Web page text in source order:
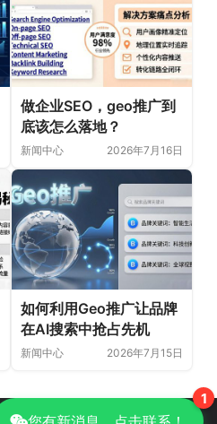
做企业SEO，geo推广到
底该怎么落地？
新闻中心 2026年7月16日
如何利用Geo推广让品牌
在AI搜索中抢占先机
新闻中心 2026年7月15日
1